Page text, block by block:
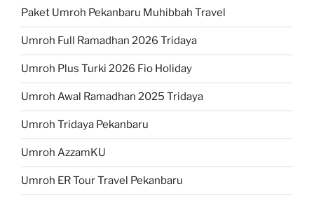
Paket Umroh Pekanbaru Muhibbah Travel
Umroh Full Ramadhan 2026 Tridaya
Umroh Plus Turki 2026 Fio Holiday
Umroh Awal Ramadhan 2025 Tridaya
Umroh Tridaya Pekanbaru
Umroh AzzamKU
Umroh ER Tour Travel Pekanbaru